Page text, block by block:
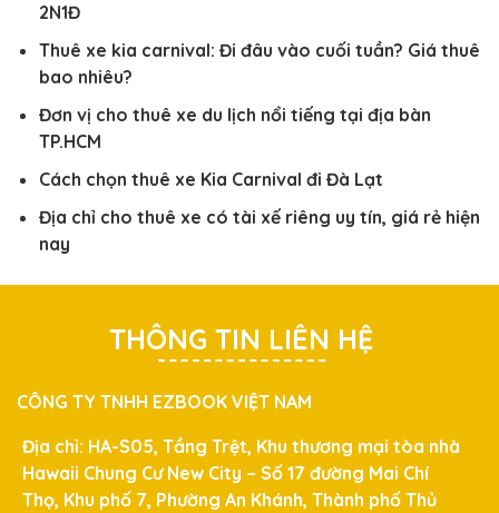
2N1Đ
Thuê xe kia carnival: Đi đâu vào cuối tuần? Giá thuê
bao nhiêu?
Đơn vị cho thuê xe du lịch nổi tiếng tại địa bàn
TP.HCM
Cách chọn thuê xe Kia Carnival đi Đà Lạt
Địa chỉ cho thuê xe có tài xế riêng uy tín, giá rẻ hiện
nay
THÔNG TIN LIÊN HỆ
CÔNG TY TNHH EZBOOK VIỆT NAM
Địa chỉ: HA-S05, Tầng Trệt, Khu thương mại tòa nhà
Hawaii Chung Cư New City – Số 17 đường Mai Chí
Thọ, Khu phố 7, Phường An Khánh, Thành phố Thủ